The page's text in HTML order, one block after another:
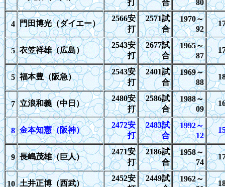
打
合
80
4 門田博光（ダイエー）
2566安
打
2571試
合
1970～
92
5 衣笠祥雄（広島）
2543安
打
2677試
合
1965～
87
5 福本豊（阪急）
2543安
打
2401試
合
1969～
88
7 立浪和義（中日）
2480安
打
2586試
合
1988～
09
8 金本知憲（阪神）
2472安
打
2483試
合
1992～
12
9 長嶋茂雄（巨人）
2471安
打
2186試
合
1958～
74
10 土井正博（西武）
2452安
2449試
1962～